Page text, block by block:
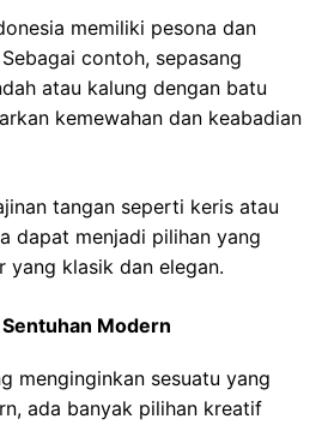
memiliki pesona dan
contoh, sepasang
atau kalung dengan batu
kemewahan dan keabadian
tangan seperti keris atau
dapat menjadi pilihan yang
yang klasik dan elegan.
Modern
menginginkan sesuatu yang
ada banyak pilihan kreatif